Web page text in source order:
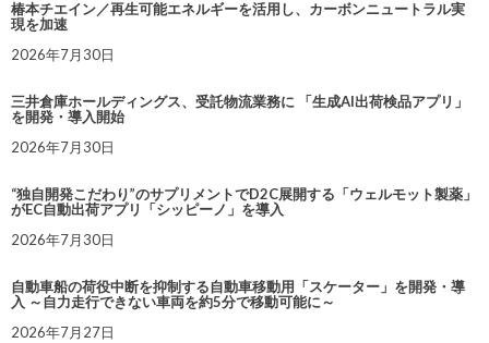
椿本チエイン／再生可能エネルギーを活用し、カーボンニュートラル実
現を加速
2026年7月30日
三井倉庫ホールディングス、受託物流業務に 「生成AI出荷検品アプリ」
を開発・導入開始
2026年7月30日
“独自開発こだわり”のサプリメントでD2C展開する「ウェルモット製薬」
がEC自動出荷アプリ「シッピーノ」を導入
2026年7月30日
自動車船の荷役中断を抑制する自動車移動用「スケーター」を開発・導
入 ～自力走行できない車両を約5分で移動可能に～
2026年7月27日